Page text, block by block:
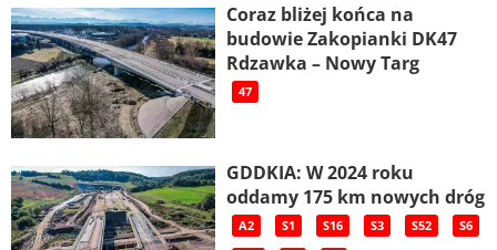
Coraz bliżej końca na
budowie Zakopianki DK47
Rdzawka – Nowy Targ
47
GDDKIA: W 2024 roku
oddamy 175 km nowych dróg
A2 S1 S16 S3 S52 S6